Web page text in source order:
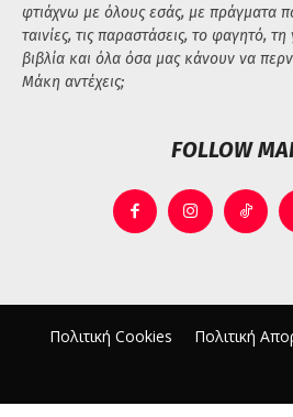
φτιάχνω με όλους εσάς, με πράγματα
ταινίες, τις παραστάσεις, το φαγητό, τη
βιβλία και όλα όσα μας κάνουν να
Μάκη αντέχεις;
FOLLOW
Πολιτική Cookies Πολιτική